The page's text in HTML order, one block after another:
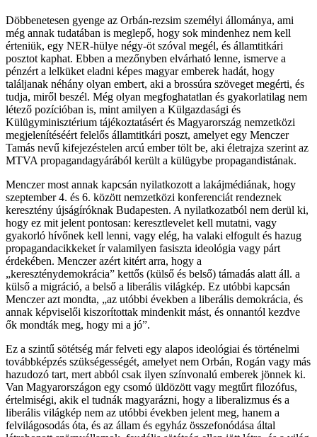
Döbbenetesen gyenge az Orbán-rezsim személyi állománya, ami
még annak tudatában is meglepő, hogy sok mindenhez nem kell
érteniük, egy NER-hülye négy-öt szóval megél, és államtitkári
posztot kaphat. Ebben a mezőnyben elvárható lenne, ismerve a
pénzért a lelküket eladni képes magyar emberek hadát, hogy
találjanak néhány olyan embert, aki a brossúra szöveget megérti, és
tudja, miről beszél. Még olyan megfoghatatlan és gyakorlatilag nem
létező pozícióban is, mint amilyen a Külgazdasági és
Külügyminisztérium tájékoztatásért és Magyarország nemzetközi
megjelenítéséért felelős államtitkári poszt, amelyet egy Menczer
Tamás nevű kifejezéstelen arcú ember tölt be, aki életrajza szerint az
MTVA propagandagyárából került a külügybe propagandistának.
Menczer most annak kapcsán nyilatkozott a lakájmédiának, hogy
szeptember 4. és 6. között nemzetközi konferenciát rendeznek
keresztény újságíróknak Budapesten. A nyilatkozatból nem derül ki,
hogy ez mit jelent pontosan: keresztlevelet kell mutatni, vagy
gyakorló hívőnek kell lenni, vagy elég, ha valaki elfogult és hazug
propagandacikkeket ír valamilyen fasiszta ideológia vagy párt
érdekében. Menczer azért kitért arra, hogy a
„kereszténydemokrácia” kettős (külső és belső) támadás alatt áll. a
külső a migráció, a belső a liberális világkép. Ez utóbbi kapcsán
Menczer azt mondta, „az utóbbi években a liberális demokrácia, és
annak képviselői kiszorítottak mindenkit mást, és onnantól kezdve
ők mondták meg, hogy mi a jó”.
Ez a szintű sötétség már felveti egy alapos ideológiai és történelmi
továbbképzés szükségességét, amelyet nem Orbán, Rogán vagy más
hazudozó tart, mert abból csak ilyen színvonalú emberek jönnek ki.
Van Magyarországon egy csomó üldözött vagy megtűrt filozófus,
értelmiségi, akik el tudnák magyarázni, hogy a liberalizmus és a
liberális világkép nem az utóbbi években jelent meg, hanem a
felvilágosodás óta, és az állam és egyház összefonódása által